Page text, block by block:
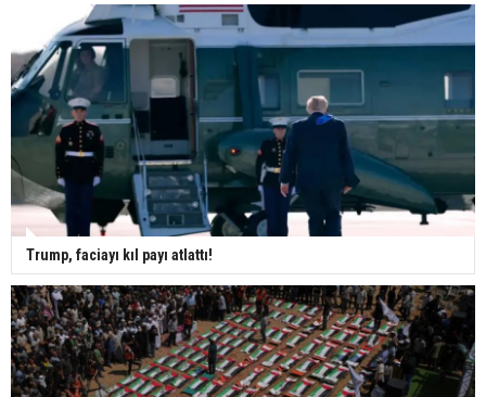
Trump, faciayı kıl payı atlattı!